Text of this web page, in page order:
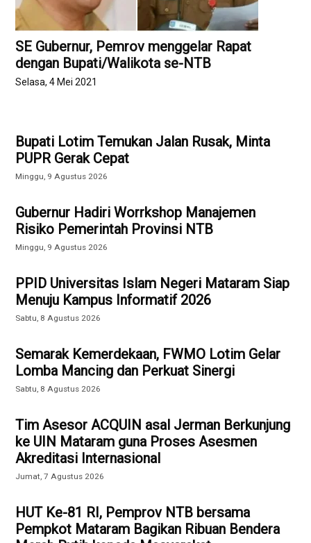
SE Gubernur, Pemrov menggelar Rapat
dengan Bupati/Walikota se-NTB
Selasa, 4 Mei 2021
Bupati Lotim Temukan Jalan Rusak, Minta
PUPR Gerak Cepat
Minggu, 9 Agustus 2026
Gubernur Hadiri Worrkshop Manajemen
Risiko Pemerintah Provinsi NTB
Minggu, 9 Agustus 2026
PPID Universitas Islam Negeri Mataram Siap
Menuju Kampus Informatif 2026
Sabtu, 8 Agustus 2026
Semarak Kemerdekaan, FWMO Lotim Gelar
Lomba Mancing dan Perkuat Sinergi
Sabtu, 8 Agustus 2026
Tim Asesor ACQUIN asal Jerman Berkunjung
ke UIN Mataram guna Proses Asesmen
Akreditasi Internasional
Jumat, 7 Agustus 2026
HUT Ke-81 RI, Pemprov NTB bersama
Pempkot Mataram Bagikan Ribuan Bendera